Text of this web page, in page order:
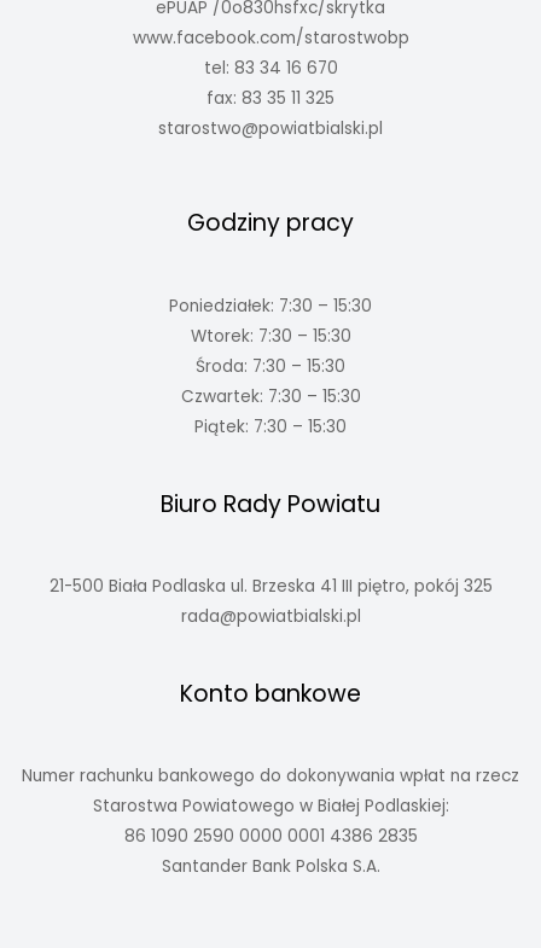
ePUAP /0o830hsfxc/skrytka
www.facebook.com/starostwobp
tel: 83 34 16 670
fax: 83 35 11 325
starostwo@powiatbialski.pl
Godziny pracy
Poniedziałek: 7:30 – 15:30
Wtorek: 7:30 – 15:30
Środa: 7:30 – 15:30
Czwartek: 7:30 – 15:30
Piątek: 7:30 – 15:30
Biuro Rady Powiatu
21-500 Biała Podlaska ul. Brzeska 41 III piętro, pokój 325
rada@powiatbialski.pl
Konto bankowe
Numer rachunku bankowego do dokonywania wpłat na rzecz
Starostwa Powiatowego w Białej Podlaskiej:
86 1090 2590 0000 0001 4386 2835
Santander Bank Polska S.A.